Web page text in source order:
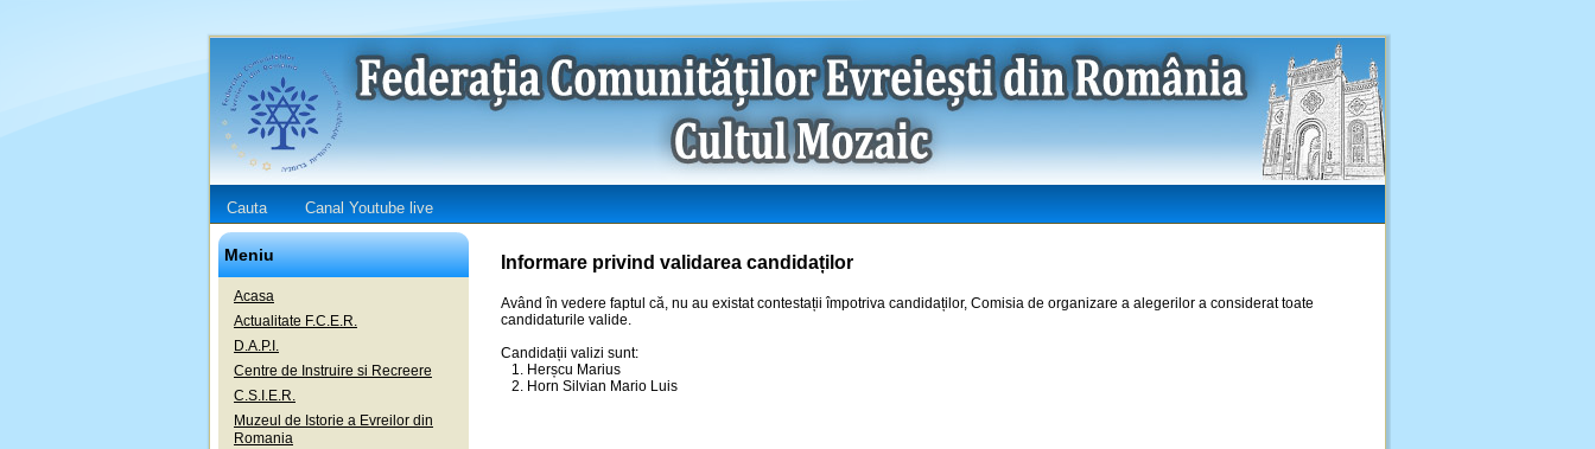
Cauta Canal Youtube live
Meniu
Acasa
Actualitate F.C.E.R.
D.A.P.I.
Centre de Instruire si Recreere
C.S.I.E.R.
Muzeul de Istorie a Evreilor din
Romania
Informare privind validarea candidaților
Având în vedere faptul că, nu au existat contestații împotriva candidaților, Comisia de organizare a alegerilor a considerat toate
candidaturile valide.
Candidații valizi sunt:
1. Herșcu Marius
2. Horn Silvian Mario Luis